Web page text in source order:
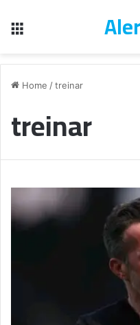
Home /treinar
treinar